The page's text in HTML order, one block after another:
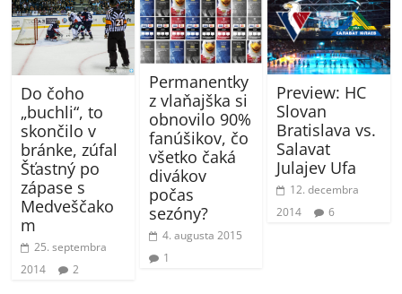
Do čoho
„buchli“, to
skončilo v
bránke, zúfal
Šťastný po
zápase s
Medveščako
m
25. septembra
2014
2
Permanentky
z vlaňajška si
obnovilo 90%
fanúšikov, čo
všetko čaká
divákov
počas
sezóny?
4. augusta 2015
1
Preview: HC
Slovan
Bratislava vs.
Salavat
Julajev Ufa
12. decembra
2014
6